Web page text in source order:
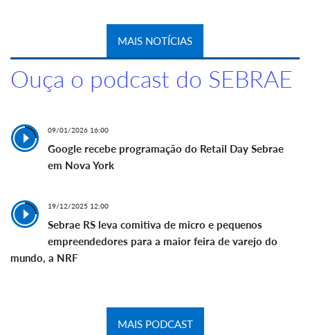
MAIS NOTÍCIAS
Ouça o podcast do SEBRAE
09/01/2026 16:00
Google recebe programação do Retail Day Sebrae
em Nova York
19/12/2025 12:00
Sebrae RS leva comitiva de micro e pequenos
empreendedores para a maior feira de varejo do
mundo, a NRF
MAIS PODCAST